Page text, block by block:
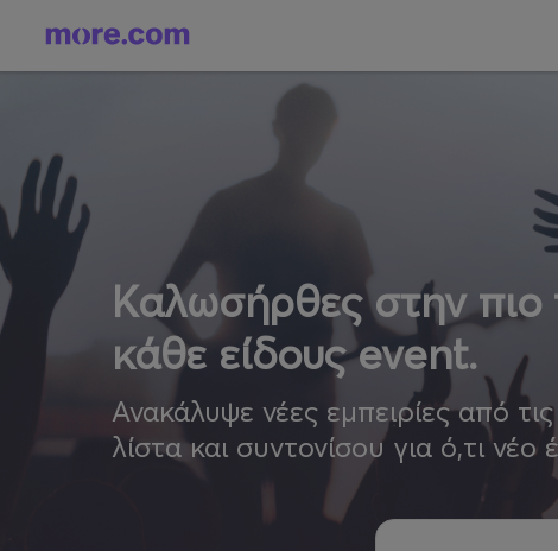
Καλωσήρθες στην
κάθε είδους event.
Ανακάλυψε νέες εμπειρίες από
λίστα και συντονίσου για ό,τι νέο